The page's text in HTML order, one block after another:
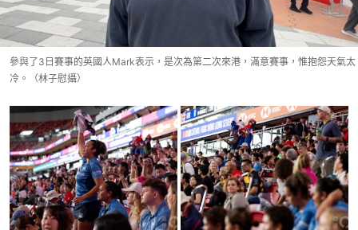
參與了3日賽事的英國人Mark表示，是次為第二次來港，滿意賽事，惟抱怨天氣太
冷。（林子慰攝）